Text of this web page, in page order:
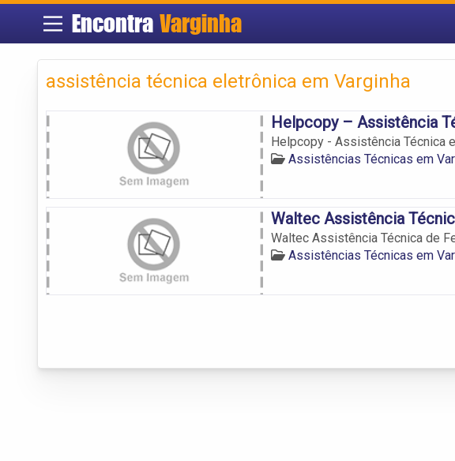
Encontra Varginha
assistência técnica eletrônica em Varginha
Helpcopy – Assistência
Helpcopy - Assistência Técnica
Assistências Técnicas em
Waltec Assistência
Waltec Assistência Técnica de
Assistências Técnicas em